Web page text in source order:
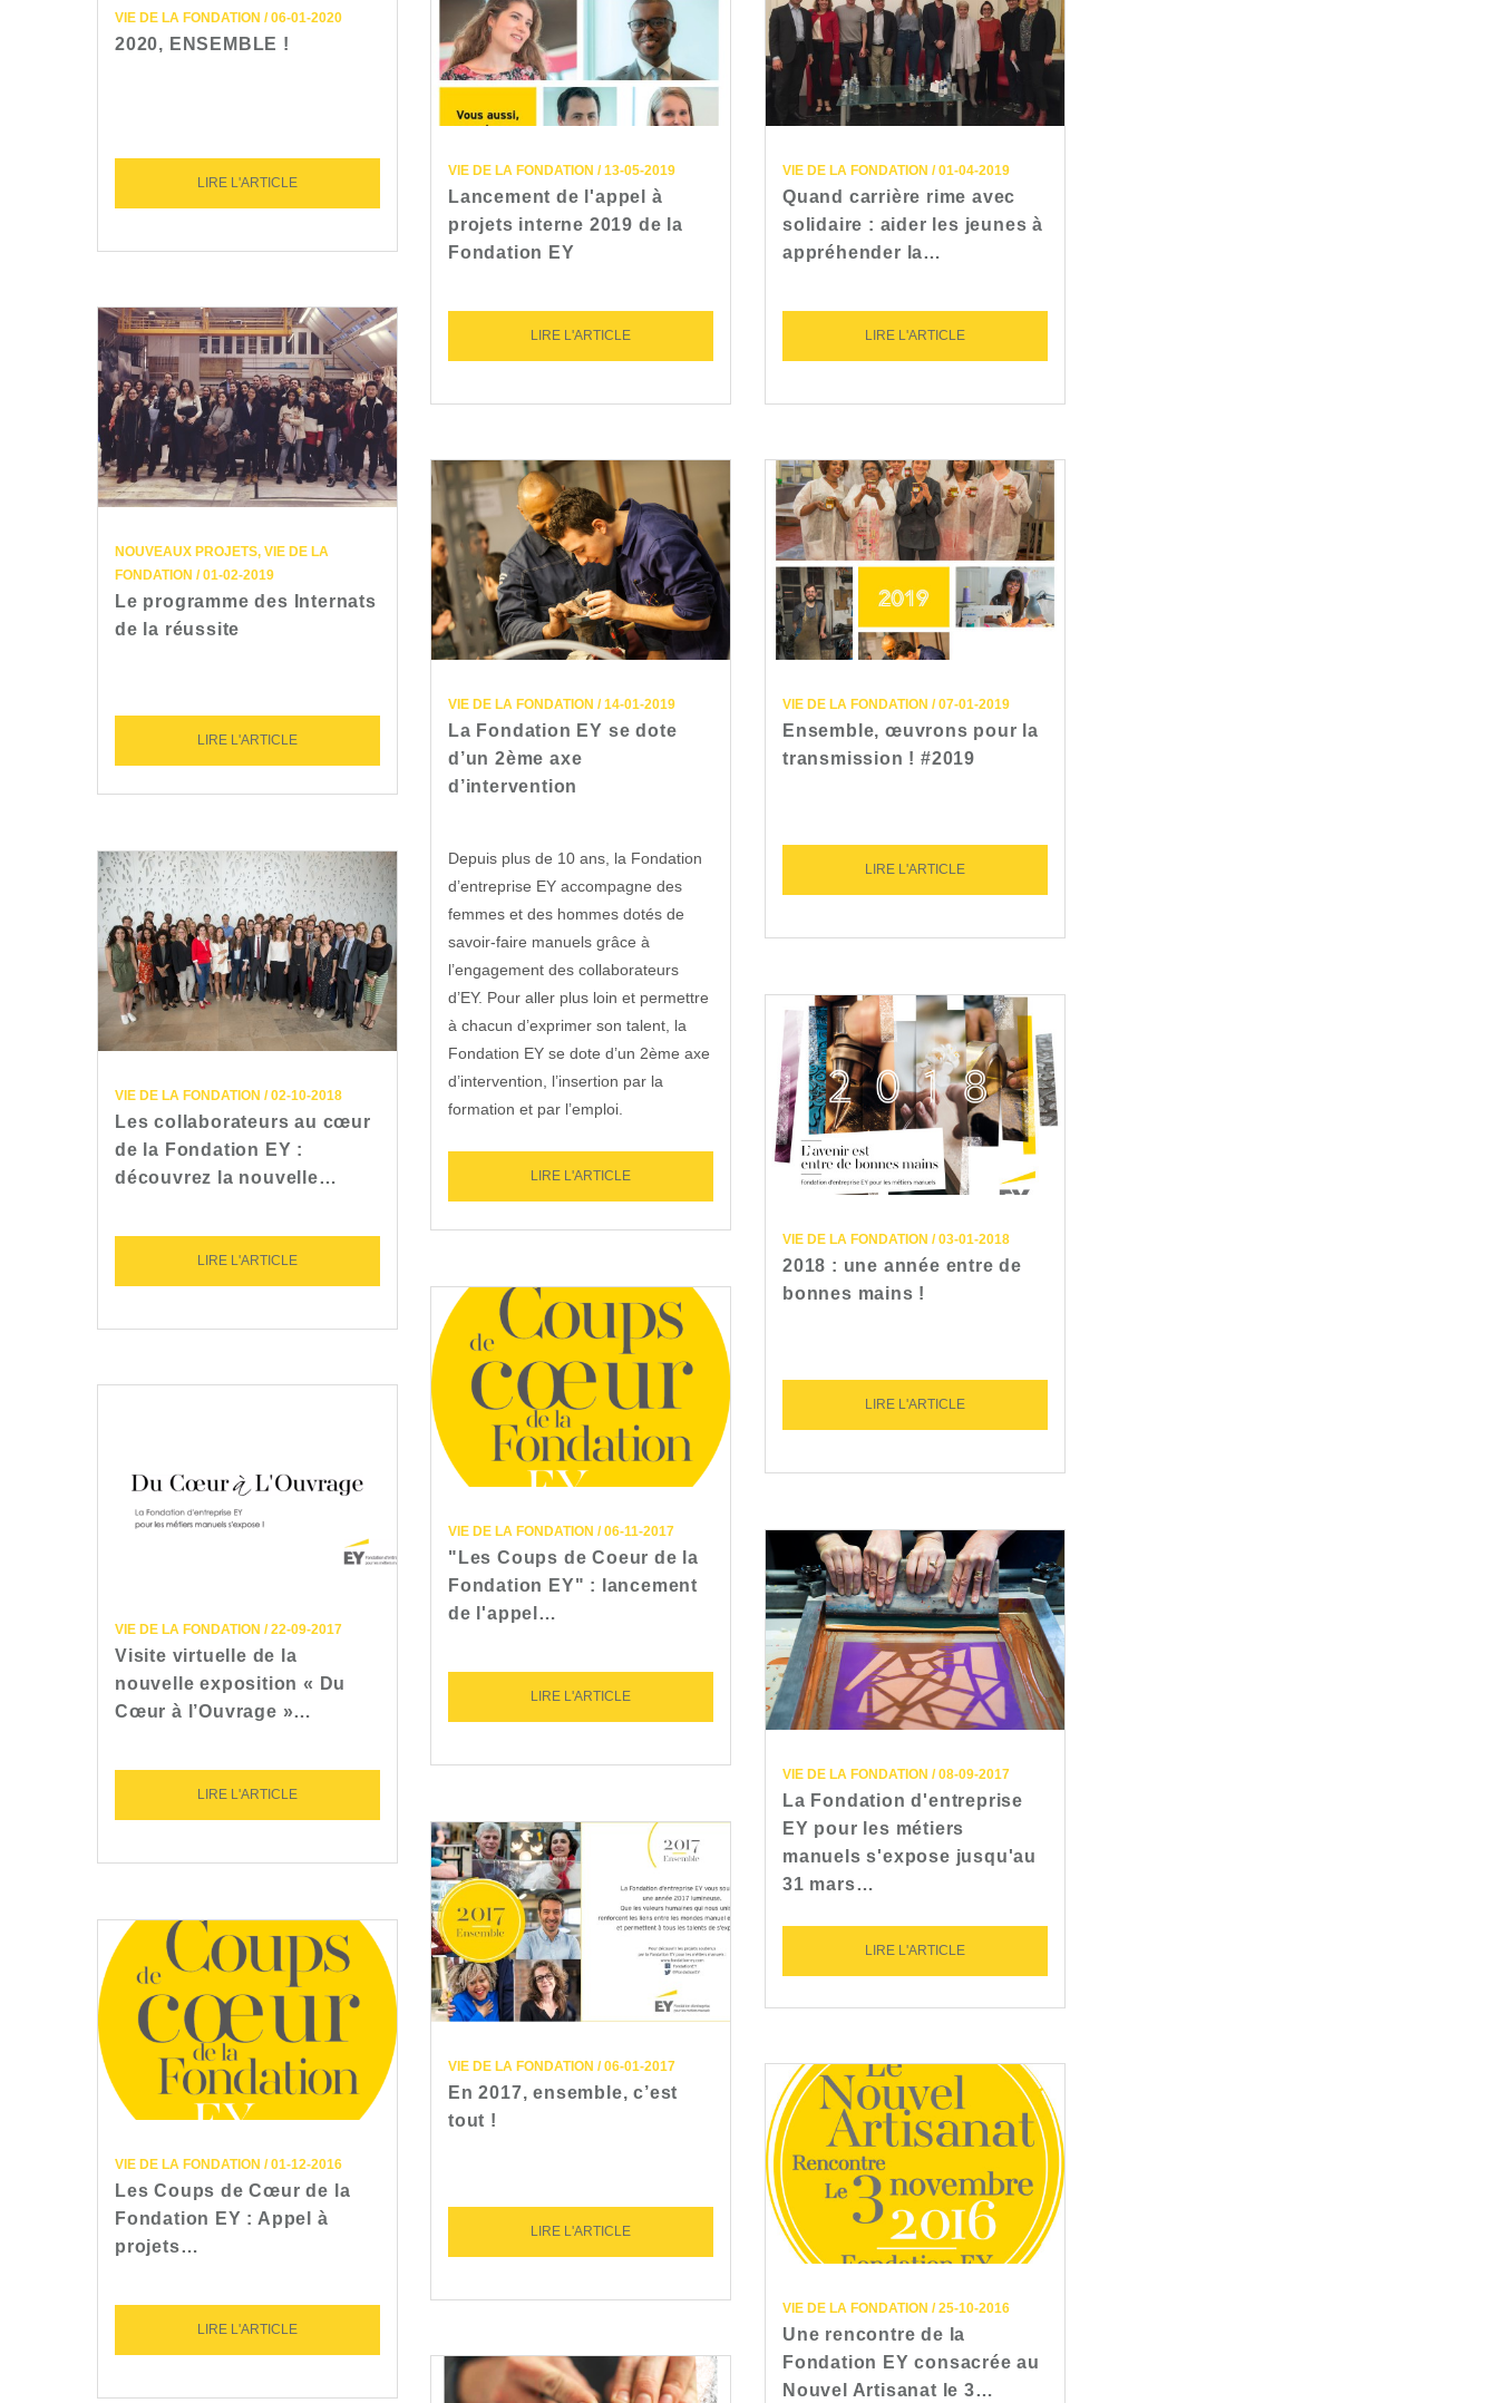
VIE DE LA FONDATION / 06-01-2020
2020, ENSEMBLE !
LIRE L'ARTICLE
VIE DE LA FONDATION / 13-05-2019
Lancement de l'appel à
projets interne 2019 de la
Fondation EY
LIRE L'ARTICLE
VIE DE LA FONDATION / 01-04-2019
Quand carrière rime avec
solidaire : aider les jeunes à
appréhender la…
LIRE L'ARTICLE
NOUVEAUX PROJETS, VIE DE LA
FONDATION / 01-02-2019
Le programme des Internats
de la réussite
LIRE L'ARTICLE
VIE DE LA FONDATION / 14-01-2019
La Fondation EY se dote
d’un 2ème axe
d’intervention
Depuis plus de 10 ans, la Fondation
d’entreprise EY accompagne des
femmes et des hommes dotés de
savoir-faire manuels grâce à
l’engagement des collaborateurs
d’EY. Pour aller plus loin et permettre
à chacun d’exprimer son talent, la
Fondation EY se dote d’un 2ème axe
d’intervention, l’insertion par la
formation et par l’emploi.
LIRE L'ARTICLE
VIE DE LA FONDATION / 07-01-2019
Ensemble, œuvrons pour la
transmission ! #2019
LIRE L'ARTICLE
VIE DE LA FONDATION / 02-10-2018
Les collaborateurs au cœur
de la Fondation EY :
découvrez la nouvelle…
LIRE L'ARTICLE
VIE DE LA FONDATION / 03-01-2018
2018 : une année entre de
bonnes mains !
LIRE L'ARTICLE
VIE DE LA FONDATION / 06-11-2017
"Les Coups de Coeur de la
Fondation EY" : lancement
de l'appel…
LIRE L'ARTICLE
VIE DE LA FONDATION / 22-09-2017
Visite virtuelle de la
nouvelle exposition « Du
Cœur à l’Ouvrage »…
LIRE L'ARTICLE
VIE DE LA FONDATION / 08-09-2017
La Fondation d'entreprise
EY pour les métiers
manuels s'expose jusqu'au
31 mars…
LIRE L'ARTICLE
VIE DE LA FONDATION / 06-01-2017
En 2017, ensemble, c’est
tout !
LIRE L'ARTICLE
VIE DE LA FONDATION / 01-12-2016
Les Coups de Cœur de la
Fondation EY : Appel à
projets…
LIRE L'ARTICLE
VIE DE LA FONDATION / 25-10-2016
Une rencontre de la
Fondation EY consacrée au
Nouvel Artisanat le 3…